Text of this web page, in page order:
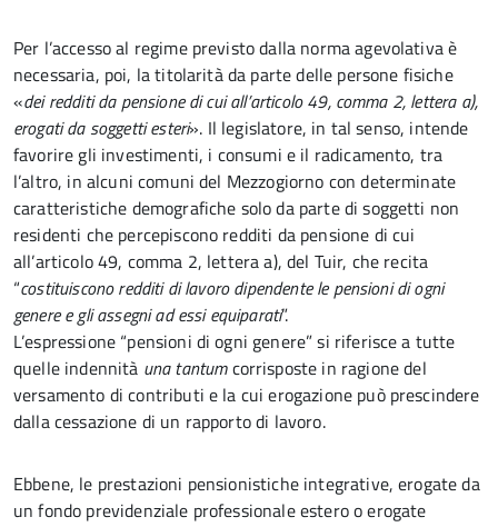
Per l’accesso al regime previsto dalla norma agevolativa è
necessaria, poi, la titolarità da parte delle persone fisiche
«dei redditi da pensione di cui all’articolo 49, comma 2, lettera a),
erogati da soggetti esteri». Il legislatore, in tal senso, intende
favorire gli investimenti, i consumi e il radicamento, tra
l’altro, in alcuni comuni del Mezzogiorno con determinate
caratteristiche demografiche solo da parte di soggetti non
residenti che percepiscono redditi da pensione di cui
all’articolo 49, comma 2, lettera a), del Tuir, che recita
“costituiscono redditi di lavoro dipendente le pensioni di ogni
genere e gli assegni ad essi equiparati”.
L’espressione “pensioni di ogni genere” si riferisce a tutte
quelle indennità una tantumcorrisposte in ragione del
versamento di contributi e la cui erogazione può prescindere
dalla cessazione di un rapporto di lavoro.
Ebbene, le prestazioni pensionistiche integrative, erogate da
un fondo previdenziale professionale estero o erogate